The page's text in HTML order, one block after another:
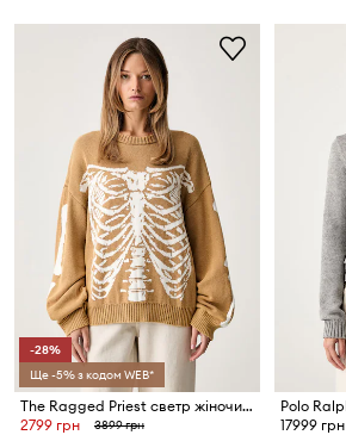
-28%
Ще -5% з кодом WEB*
The Ragged Priest светр жіночий бавовняний
2799 грн
3899 грн
17999 грн